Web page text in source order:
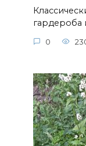
гардероба
0